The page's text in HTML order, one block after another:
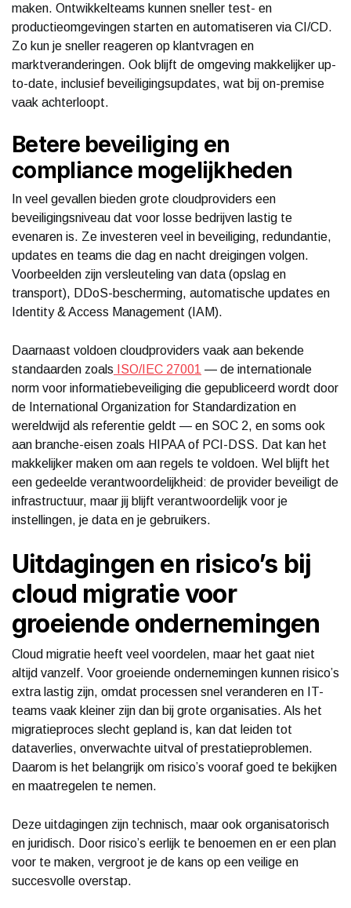
maken. Ontwikkelteams kunnen sneller test- en
productieomgevingen starten en automatiseren via CI/CD.
Zo kun je sneller reageren op klantvragen en
marktveranderingen. Ook blijft de omgeving makkelijker up-
to-date, inclusief beveiligingsupdates, wat bij on-premise
vaak achterloopt.
Betere beveiliging en
compliance mogelijkheden
In veel gevallen bieden grote cloudproviders een
beveiligingsniveau dat voor losse bedrijven lastig te
evenaren is. Ze investeren veel in beveiliging, redundantie,
updates en teams die dag en nacht dreigingen volgen.
Voorbeelden zijn versleuteling van data (opslag en
transport), DDoS-bescherming, automatische updates en
Identity & Access Management (IAM).
Daarnaast voldoen cloudproviders vaak aan bekende
standaarden zoals ISO/IEC 27001 — de internationale
norm voor informatiebeveiliging die gepubliceerd wordt door
de International Organization for Standardization en
wereldwijd als referentie geldt — en SOC 2, en soms ook
aan branche-eisen zoals HIPAA of PCI-DSS. Dat kan het
makkelijker maken om aan regels te voldoen. Wel blijft het
een gedeelde verantwoordelijkheid: de provider beveiligt de
infrastructuur, maar jij blijft verantwoordelijk voor je
instellingen, je data en je gebruikers.
Uitdagingen en risico’s bij
cloud migratie voor
groeiende ondernemingen
Cloud migratie heeft veel voordelen, maar het gaat niet
altijd vanzelf. Voor groeiende ondernemingen kunnen risico’s
extra lastig zijn, omdat processen snel veranderen en IT-
teams vaak kleiner zijn dan bij grote organisaties. Als het
migratieproces slecht gepland is, kan dat leiden tot
dataverlies, onverwachte uitval of prestatieproblemen.
Daarom is het belangrijk om risico’s vooraf goed te bekijken
en maatregelen te nemen.
Deze uitdagingen zijn technisch, maar ook organisatorisch
en juridisch. Door risico’s eerlijk te benoemen en er een plan
voor te maken, vergroot je de kans op een veilige en
succesvolle overstap.